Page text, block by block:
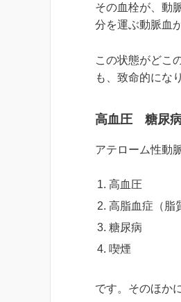
その血栓が、動
分を運ぶ動脈血
この状態がどこ
も、致命的にな
高血圧 糖尿
アテローム性動
高血圧
高脂血症（脂
糖尿病
喫煙
です。そのほか